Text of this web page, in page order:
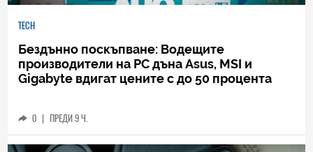
TECH
Бездънно поскъпване: Водещите
производители на РС дъна Asus, MSI и
Gigabyte вдигат цените с до 50 процента
0 | ПРЕДИ 9 Ч.